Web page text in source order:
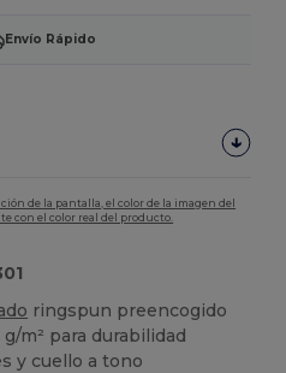
Envío Rápido
de la pantalla, el color de la imagen del
con el color real del producto.
ringspun preencogido
m² para durabilidad
y cuello a tono